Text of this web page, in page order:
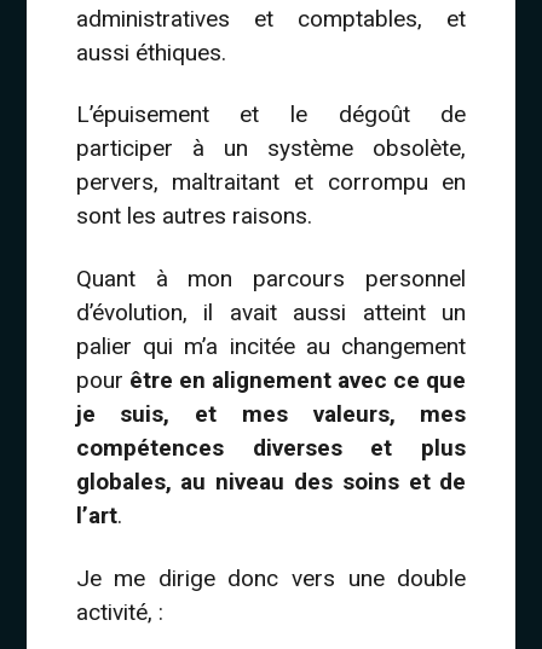
administratives et comptables, et
aussi éthiques.
L’épuisement et le dégoût de
participer à un système obsolète,
pervers, maltraitant et corrompu en
sont les autres raisons.
Quant à mon parcours personnel
d’évolution, il avait aussi atteint un
palier qui m’a incitée au changement
pour être en alignement avec ce que
je suis, et mes valeurs, mes
compétences diverses et plus
globales, au niveau des soins et de
l’art.
Je me dirige donc vers une double
activité, :